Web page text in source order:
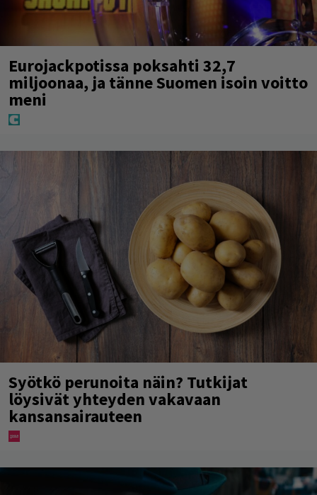
Eurojackpotissa poksahti 32,7
miljoonaa, ja tänne Suomen isoin voitto
meni
Syötkö perunoita näin? Tutkijat
löysivät yhteyden vakavaan
kansansairauteen